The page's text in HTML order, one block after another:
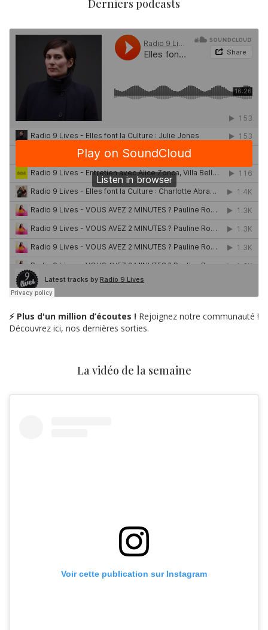
Derniers podcasts
⚡ Plus d'un million d’écoutes ! Rejoignez notre communauté !
Découvrez ici, nos dernières sorties.
La vidéo de la semaine
Voir cette publication sur Instagram